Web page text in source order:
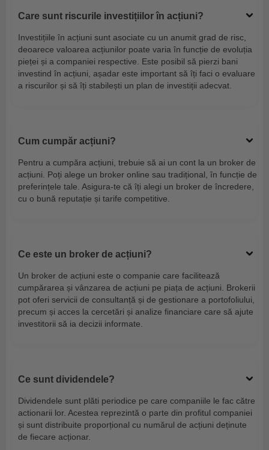
Care sunt riscurile investițiilor în acțiuni?
Investițiile în acțiuni sunt asociate cu un anumit grad de risc,
deoarece valoarea acțiunilor poate varia în funcție de evoluția
pieței și a companiei respective. Este posibil să pierzi bani
investind în acțiuni, așadar este important să îți faci o evaluare
a riscurilor și să îți stabilești un plan de investiții adecvat.
Cum cumpăr acțiuni?
Pentru a cumpăra acțiuni, trebuie să ai un cont la un broker de
acțiuni. Poți alege un broker online sau tradițional, în funcție de
preferințele tale. Asigura-te că îți alegi un broker de încredere,
cu o bună reputație și tarife competitive.
Ce este un broker de acțiuni?
Un broker de acțiuni este o companie care facilitează
cumpărarea și vânzarea de acțiuni pe piața de acțiuni. Brokerii
pot oferi servicii de consultanță și de gestionare a portofoliului,
precum și acces la cercetări și analize financiare care să ajute
investitorii să ia decizii informate.
Ce sunt dividendele?
Dividendele sunt plăti periodice pe care companiile le fac către
actionarii lor. Acestea reprezintă o parte din profitul companiei
și sunt distribuite proporțional cu numărul de acțiuni deținute
de fiecare acționar.